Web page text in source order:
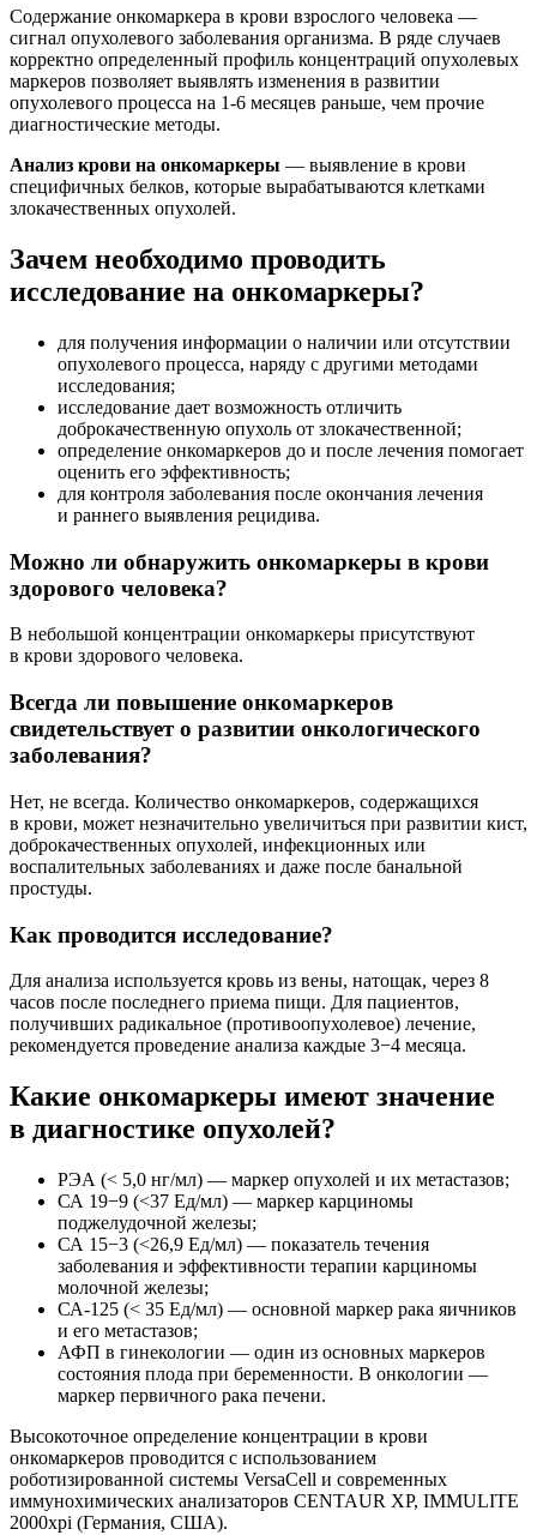
Содержание онкомаркера в крови взрослого человека —
сигнал опухолевого заболевания организма. В ряде случаев
корректно определенный профиль концентраций опухолевых
маркеров позволяет выявлять изменения в развитии
опухолевого процесса на 1-6 месяцев раньше, чем прочие
диагностические методы.
Анализ крови на онкомаркеры — выявление в крови
специфичных белков, которые вырабатываются клетками
злокачественных опухолей.
Зачем необходимо проводить
исследование на онкомаркеры?
для получения информации о наличии или отсутствии
опухолевого процесса, наряду с другими методами
исследования;
исследование дает возможность отличить
доброкачественную опухоль от злокачественной;
определение онкомаркеров до и после лечения помогает
оценить его эффективность;
для контроля заболевания после окончания лечения
и раннего выявления рецидива.
Можно ли обнаружить онкомаркеры в крови
здорового человека?
В небольшой концентрации онкомаркеры присутствуют
в крови здорового человека.
Всегда ли повышение онкомаркеров
свидетельствует о развитии онкологического
заболевания?
Нет, не всегда. Количество онкомаркеров, содержащихся
в крови, может незначительно увеличиться при развитии кист,
доброкачественных опухолей, инфекционных или
воспалительных заболеваниях и даже после банальной
простуды.
Как проводится исследование?
Для анализа используется кровь из вены, натощак, через 8
часов после последнего приема пищи. Для пациентов,
получивших радикальное (противоопухолевое) лечение,
рекомендуется проведение анализа каждые 3−4 месяца.
Какие онкомаркеры имеют значение
в диагностике опухолей?
РЭА (< 5,0 нг/мл) — маркер опухолей и их метастазов;
СА 19−9 (<37 Ед/мл) — маркер карциномы
поджелудочной железы;
СА 15−3 (<26,9 Ед/мл) — показатель течения
заболевания и эффективности терапии карциномы
молочной железы;
СА-125 (< 35 Ед/мл) — основной маркер рака яичников
и его метастазов;
АФП в гинекологии — один из основных маркеров
состояния плода при беременности. В онкологии —
маркер первичного рака печени.
Высокоточное определение концентрации в крови
онкомаркеров проводится с использованием
роботизированной системы VersaCell и современных
иммунохимических анализаторов CENTAUR XP, IMMULITE
2000xpi (Германия, США).